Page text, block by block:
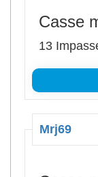
Casse
13
Mrj69